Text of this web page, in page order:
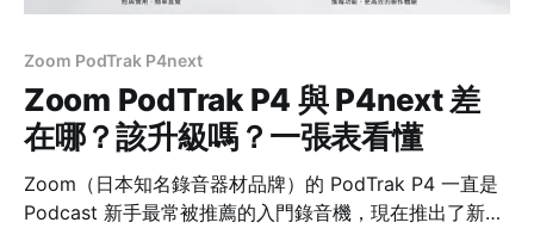
Zoom PodTrak P4next
Zoom PodTrak P4 與 P4next 差
在哪？該升級嗎？一張表看懂
Zoom（日本知名錄音器材品牌）的 PodTrak P4 一直是
Podcast 新手最常被推薦的入門錄音機，現在推出了新版